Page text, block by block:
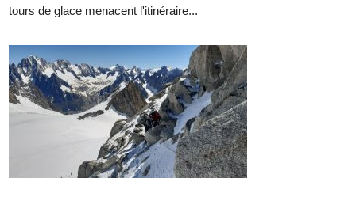
tours de glace menacent l'itinéraire...